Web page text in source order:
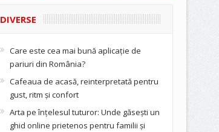
DIVERSE
Care este cea mai bună aplicație de
pariuri din România?
Cafeaua de acasă, reinterpretată pentru
gust, ritm și confort
Arta pe înțelesul tuturor: Unde găsești un
ghid online prietenos pentru familii și